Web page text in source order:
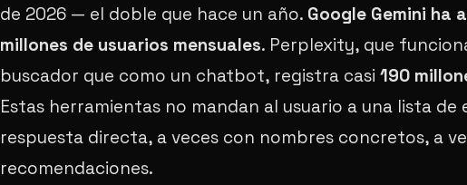
de 2026 — el doble que hace un año. Google Gemini ha
millones de usuarios mensuales. Perplexity, que
buscador que como un chatbot, registra casi 190
Estas herramientas no mandan al usuario a una lista de
respuesta directa, a veces con nombres concretos, a
recomendaciones.